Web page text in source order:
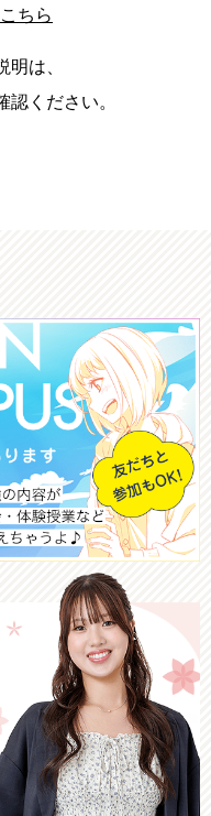
ちら
は、
認ください。